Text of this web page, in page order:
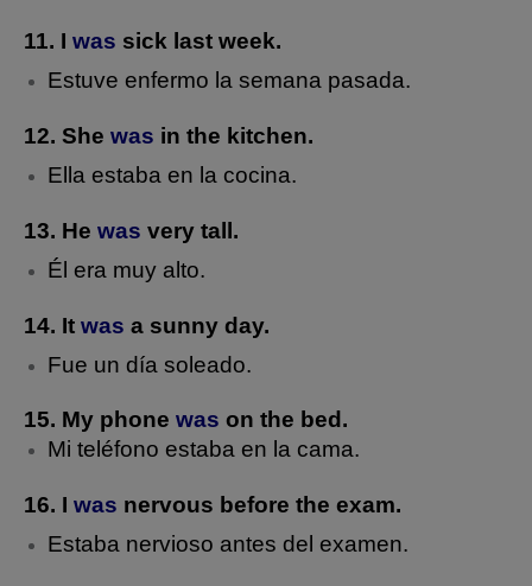
11. I was sick last week.
Estuve enfermo la semana pasada.
12. She was in the kitchen.
Ella estaba en la cocina.
13. He was very tall.
Él era muy alto.
14. It was a sunny day.
Fue un día soleado.
15. My phone was on the bed.
Mi teléfono estaba en la cama.
16. I was nervous before the exam.
Estaba nervioso antes del examen.